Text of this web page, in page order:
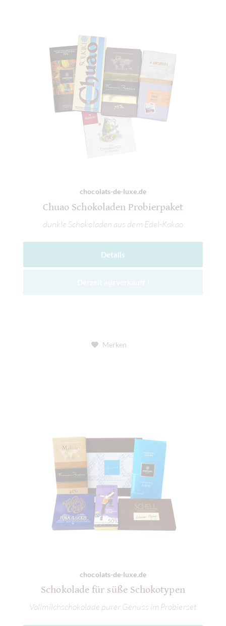
chocolats-de-luxe.de
Chuao Schokoladen Probierpaket
dunkle Schokoladen aus dem Edel-Kakao
Details
Merken
chocolats-de-luxe.de
Schokolade für süße Schokotypen
Vollmilchschokolade purer Genuss im Probierset